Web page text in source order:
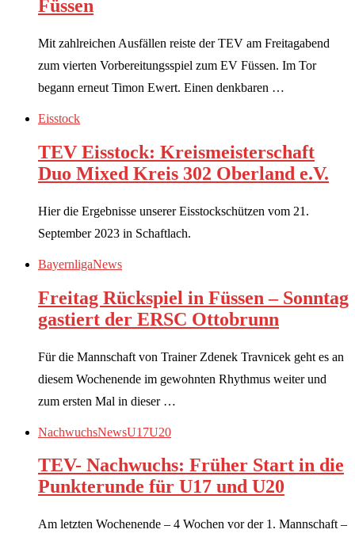
Füssen
Mit zahlreichen Ausfällen reiste der TEV am Freitagabend
zum vierten Vorbereitungsspiel zum EV Füssen. Im Tor
begann erneut Timon Ewert. Einen denkbaren …
Eisstock
TEV Eisstock: Kreismeisterschaft
Duo Mixed Kreis 302 Oberland e.V.
Hier die Ergebnisse unserer Eisstockschützen vom 21.
September 2023 in Schaftlach.
BayernligaNews
Freitag Rückspiel in Füssen – Sonntag
gastiert der ERSC Ottobrunn
Für die Mannschaft von Trainer Zdenek Travnicek geht es an
diesem Wochenende im gewohnten Rhythmus weiter und
zum ersten Mal in dieser …
NachwuchsNewsU17U20
TEV- Nachwuchs: Früher Start in die
Punkterunde für U17 und U20
Am letzten Wochenende – 4 Wochen vor der 1. Mannschaft –